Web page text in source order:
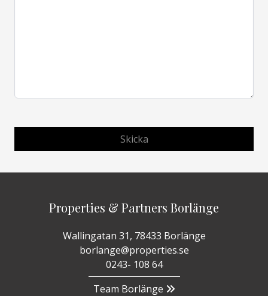
Properties & Partners Borlänge
Wallingatan 31, 78433 Borlänge
borlange@properties.se
0243- 108 64
Team Borlänge